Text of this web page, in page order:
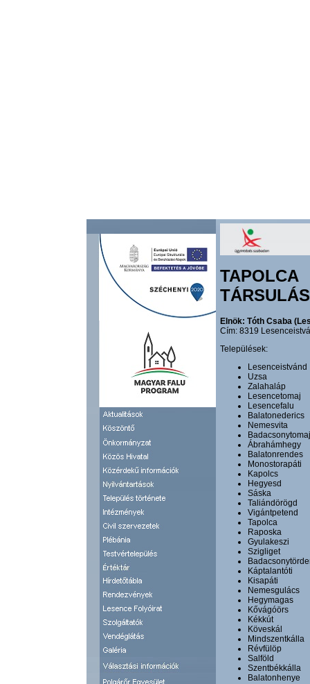
TÁRSULÁS
Elnök: Tóth Csaba
Cím: 8319
Települések:
Lesenceistvánd
Uzsa
Zalahaláp
Lesencetomaj
Lesencefalu
Balatonederics
Nemesvita
Badacsonytomaj
Ábrahámhegy
Balatonrendes
Monostorapáti
Kapolcs
Hegyesd
Sáska
Taliándörögd
Vigántpetend
Tapolca
Raposka
Gyulakeszi
Szigliget
Káptalantóti
Kisapáti
Nemesgulács
Hegymagas
Kővágóörs
Kékkút
Köveskál
Mindszentkálla
Révfülöp
Salföld
Szentbékkálla
Balatonhenye